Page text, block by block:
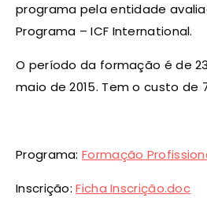
programa pela entidade
Programa – ICF International.
O período da formação é de
maio de 2015. Tem o custo de
Programa:Formação
Inscrição:Ficha Inscrição.doc